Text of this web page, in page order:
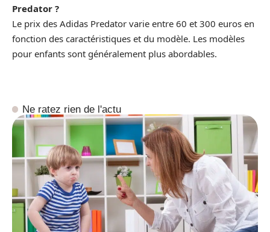
Predator ?
Le prix des Adidas Predator varie entre 60 et 300 euros en
fonction des caractéristiques et du modèle. Les modèles
pour enfants sont généralement plus abordables.
Ne ratez rien de l'actu